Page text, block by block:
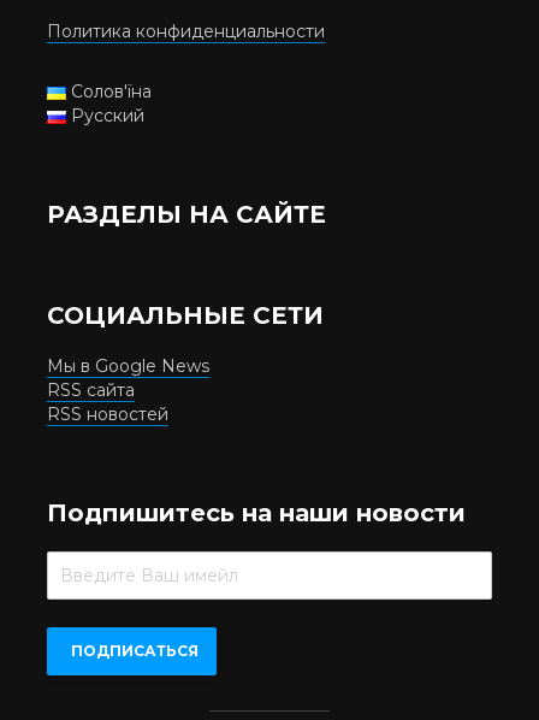
Политика конфиденциальности
Солов'їна
Русский
РАЗДЕЛЫ НА САЙТЕ
СОЦИАЛЬНЫЕ СЕТИ
Мы в Google News
RSS сайта
RSS новостей
Подпишитесь на наши новости